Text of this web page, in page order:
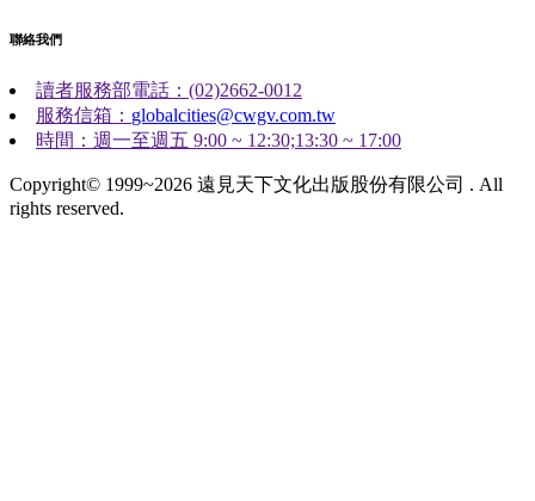
聯絡我們
讀者服務部電話：(02)2662-0012
服務信箱： globalcities@cwgv.com.tw
時間：週一至週五 9:00 ~ 12:30;13:30 ~ 17:00
Copyright© 1999~2026 遠見天下文化出版股份有限公司 . All
rights reserved.